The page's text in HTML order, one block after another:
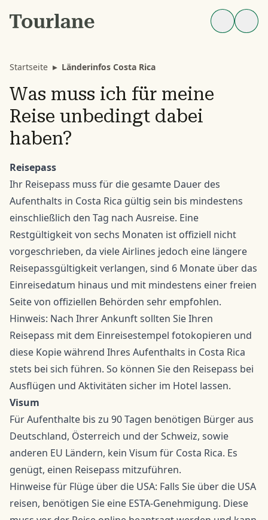
Startseite ▸ Länderinfos Costa Rica
Was muss ich für meine
Reise unbedingt dabei
haben?
Reisepass
Ihr Reisepass muss für die gesamte Dauer des
Aufenthalts in Costa Rica gültig sein bis mindestens
einschließlich den Tag nach Ausreise. Eine
Restgültigkeit von sechs Monaten ist offiziell nicht
vorgeschrieben, da viele Airlines jedoch eine längere
Reisepassgültigkeit verlangen, sind 6 Monate über das
Einreisedatum hinaus und mit mindestens einer freien
Seite von offiziellen Behörden sehr empfohlen.
Hinweis: Nach Ihrer Ankunft sollten Sie Ihren
Reisepass mit dem Einreisestempel fotokopieren und
diese Kopie während Ihres Aufenthalts in Costa Rica
stets bei sich führen. So können Sie den Reisepass bei
Ausflügen und Aktivitäten sicher im Hotel lassen.
Visum
Für Aufenthalte bis zu 90 Tagen benötigen Bürger aus
Deutschland, Österreich und der Schweiz, sowie
anderen EU Ländern, kein Visum für Costa Rica. Es
genügt, einen Reisepass mitzuführen.
Hinweise für Flüge über die USA: Falls Sie über die USA
reisen, benötigen Sie eine ESTA-Genehmigung. Diese